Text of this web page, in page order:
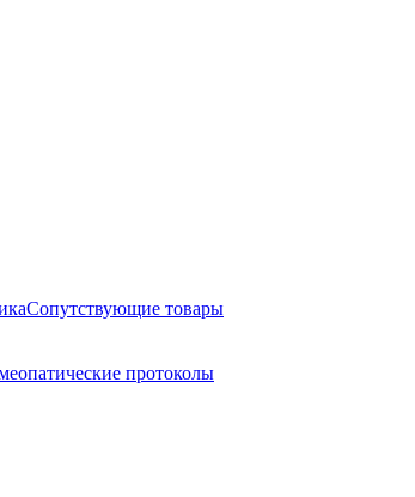
Сопутствующие товары
протоколы